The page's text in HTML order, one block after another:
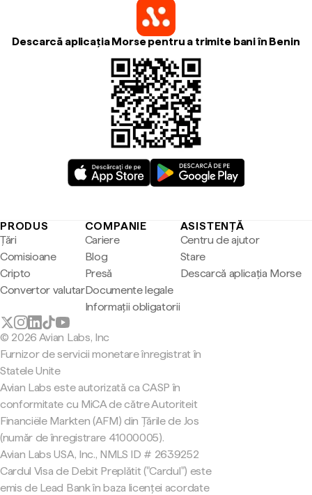
Descarcă aplicația Morse pentru a trimite bani în Benin
PRODUS
Țări
Comisioane
Cripto
Convertor valutar
COMPANIE
Cariere
Blog
Presă
Documente legale
Informații obligatorii
ASISTENȚĂ
Centru de ajutor
Stare
Descarcă aplicația Morse
© 2026 Avian Labs, Inc
Furnizor de servicii monetare înregistrat în
Statele Unite
Avian Labs este autorizată ca CASP în
conformitate cu MiCA de către Autoriteit
Financiële Markten (AFM) din Țările de Jos
(număr de înregistrare 41000005).
Avian Labs USA, Inc., NMLS ID # 2639252
Cardul Visa de Debit Preplătit ("Cardul") este
emis de Lead Bank în baza licenței acordate